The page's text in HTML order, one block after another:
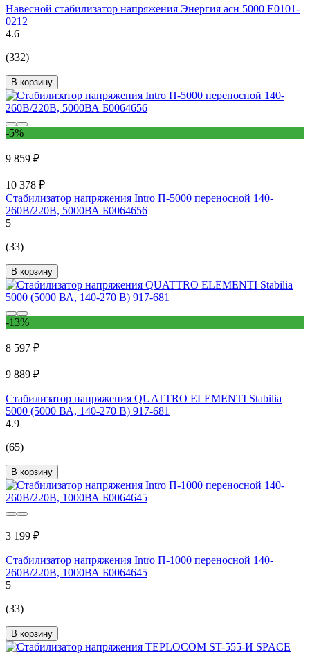
Навесной стабилизатор напряжения Энергия асн 5000 Е0101-
0212
4.6
(332)
В корзину
-5%
9 859 ₽
10 378 ₽
Стабилизатор напряжения Intro П-5000 переносной 140-
260В/220В, 5000ВА Б0064656
5
(33)
В корзину
-13%
8 597 ₽
9 889 ₽
Стабилизатор напряжения QUATTRO ELEMENTI Stabilia
5000 (5000 ВА, 140-270 В) 917-681
4.9
(65)
В корзину
3 199 ₽
Стабилизатор напряжения Intro П-1000 переносной 140-
260В/220В, 1000ВА Б0064645
5
(33)
В корзину